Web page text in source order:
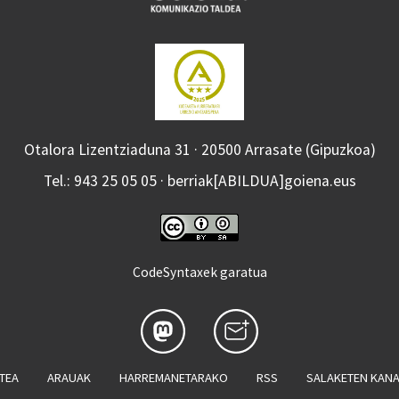
Otalora Lizentziaduna 31 · 20500 Arrasate (Gipuzkoa)
Tel.: 943 25 05 05 · berriak[ABILDUA]goiena.eus
CodeSyntaxek garatua
ARAUAK HARREMANETARAKO RSS SALAKETEN